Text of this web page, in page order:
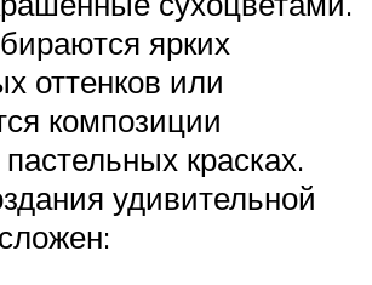
ярких
оттенков или
композиции
красках.
удивительной